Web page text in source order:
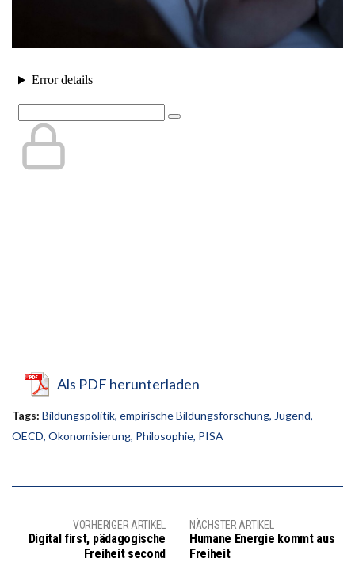
Als PDF herunterladen
Tags: Bildungspolitik, empirische Bildungsforschung, Jugend,
OECD, Ökonomisierung, Philosophie, PISA
VORHERIGER ARTIKEL
Digital first, pädagogische
Freiheit second
NÄCHSTER ARTIKEL
Humane Energie kommt aus
Freiheit